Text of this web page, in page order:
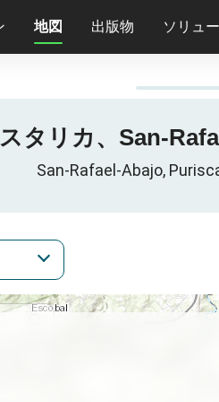
地図 出版物 ソリュ
タリカ、San-
San-Rafael-Abajo,